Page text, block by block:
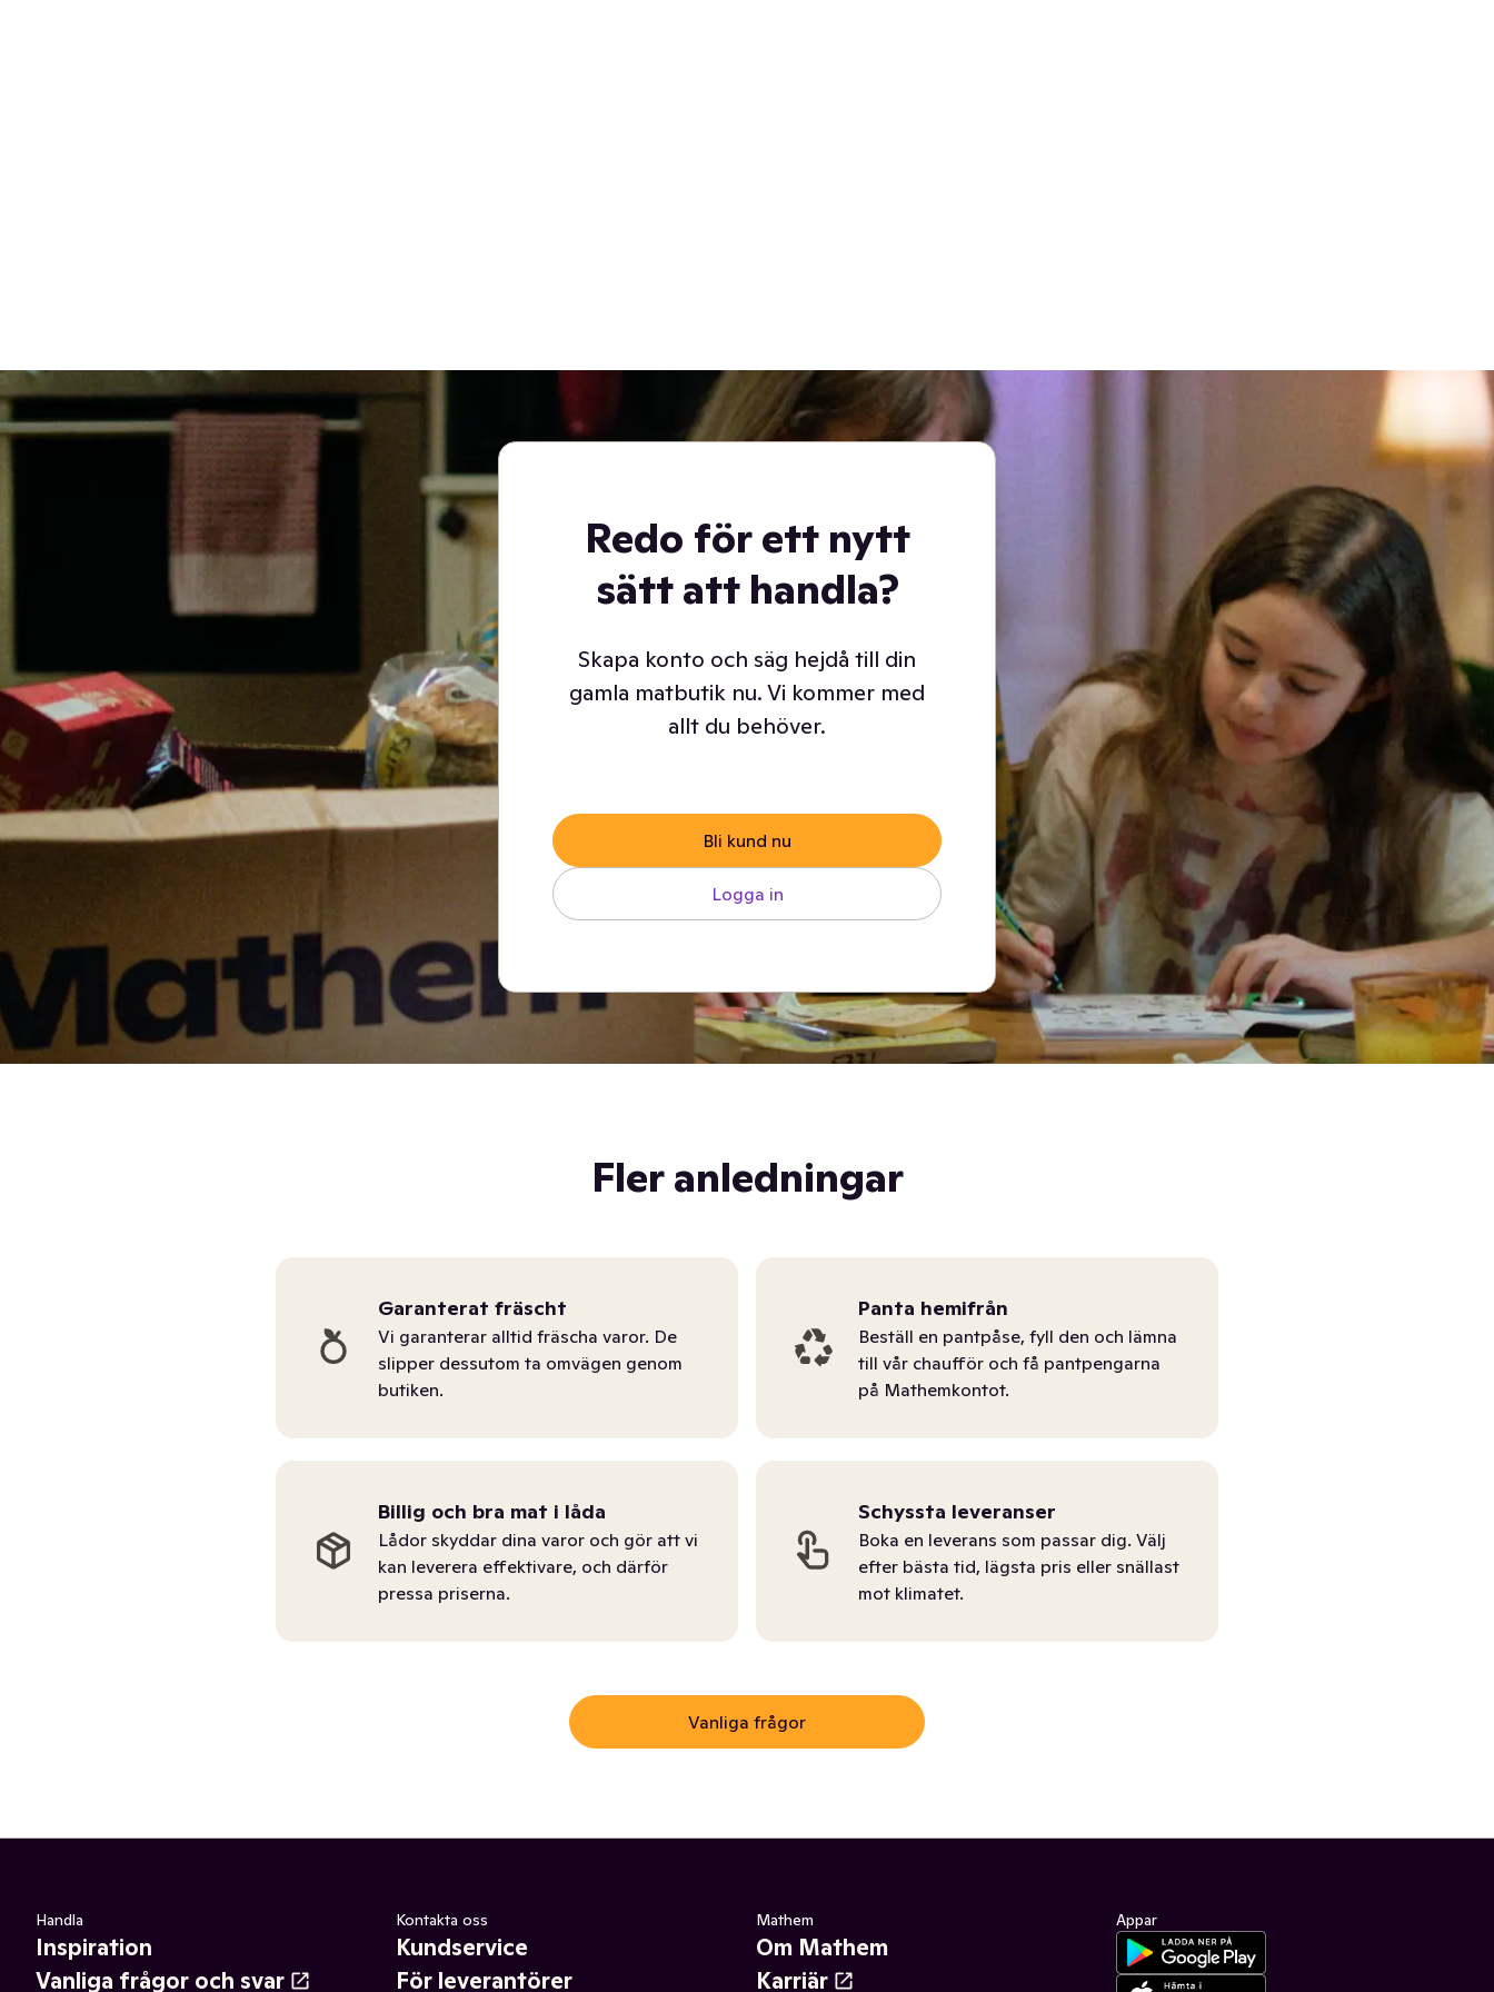
Redo för ett nytt
sätt att handla?
Skapa konto och säg hejdå till din
gamla matbutik nu. Vi kommer med
allt du behöver.
Bli kund nu
Logga in
Fler anledningar
Garanterat fräscht
Vi garanterar alltid fräscha varor. De
slipper dessutom ta omvägen genom
butiken.
Panta hemifrån
Beställ en pantpåse, fyll den och lämna
till vår chaufför och få pantpengarna
på Mathemkontot.
Billig och bra mat i låda
Lådor skyddar dina varor och gör att vi
kan leverera effektivare, och därför
pressa priserna.
Schyssta leveranser
Boka en leverans som passar dig. Välj
efter bästa tid, lägsta pris eller snällast
mot klimatet.
Vanliga frågor
Handla
Inspiration
Vanliga frågor och svar
Kontakta oss
Kundservice
För leverantörer
Mathem
Om Mathem
Karriär
Appar